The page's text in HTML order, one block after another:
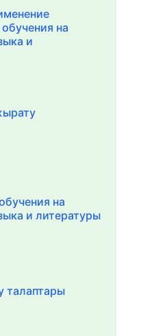
на
и
на
и литературы